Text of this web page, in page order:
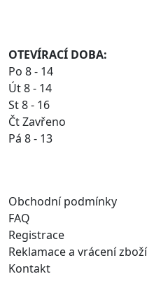
OTEVÍRACÍ DOBA:
Po 8 - 14
Út 8 - 14
St 8 - 16
Čt Zavřeno
Pá 8 - 13
Obchodní podmínky
FAQ
Registrace
Reklamace a vrácení zboží
Kontakt